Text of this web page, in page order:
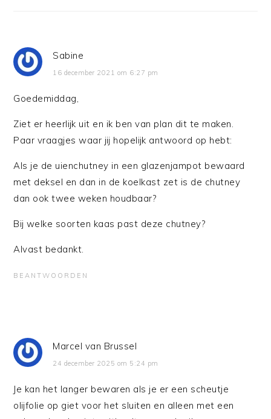
Sabine
16 december 2021 om 6:27 pm
Goedemiddag,
Ziet er heerlijk uit en ik ben van plan dit te maken.
Paar vraagjes waar jij hopelijk antwoord op hebt:
Als je de uienchutney in een glazenjampot bewaard
met deksel en dan in de koelkast zet is de chutney
dan ook twee weken houdbaar?
Bij welke soorten kaas past deze chutney?
Alvast bedankt.
BEANTWOORDEN
Marcel van Brussel
24 december 2025 om 5:24 pm
Je kan het langer bewaren als je er een scheutje
olijfolie op giet voor het sluiten en alleen met een